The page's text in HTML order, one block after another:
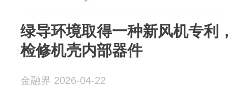
绿导环境取得一种新风机专利
检修机壳内部器件
金融界 2026-04-22